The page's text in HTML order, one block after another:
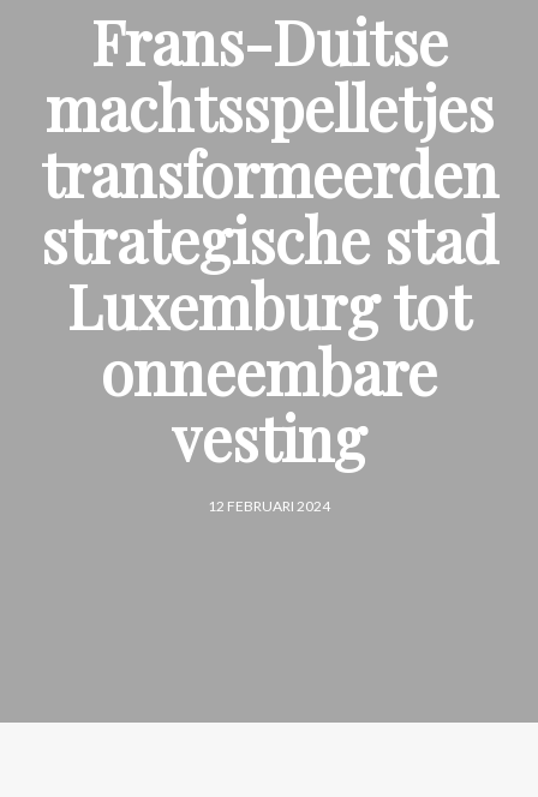
Frans-Duitse
machtsspelletjes
transformeerden
strategische stad
Luxemburg tot
onneembare
vesting
12 FEBRUARI 2024